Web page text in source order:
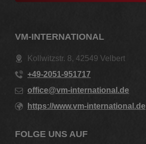
VM-INTERNATIONAL
Kollwitzstr. 8, 42549 Velbert
+49-2051-951717
office@vm-international.de
https://www.vm-international.de
FOLGE UNS AUF